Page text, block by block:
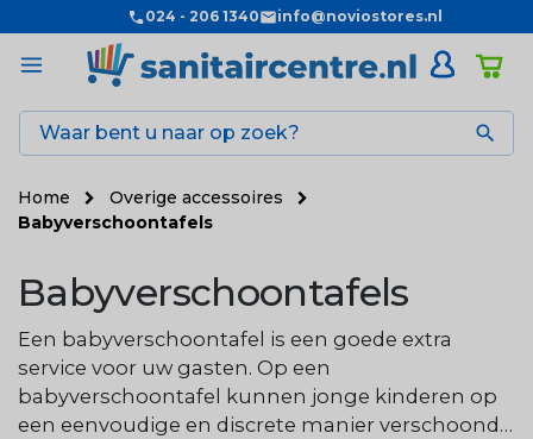
024 - 206 1340 info@noviostores.nl

Home
Overige accessoires
Babyverschoontafels
Babyverschoontafels
Een babyverschoontafel is een goede extra
service voor uw gasten. Op een
babyverschoontafel kunnen jonge kinderen op
een eenvoudige en discrete manier verschoond